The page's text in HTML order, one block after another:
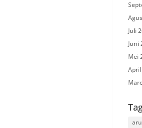
Juli
Juni
Mei